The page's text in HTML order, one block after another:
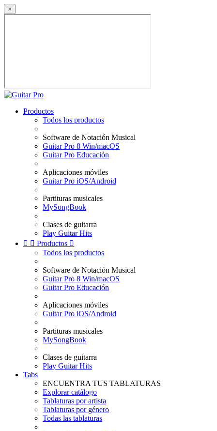
×
Productos
Todos los productos
Software de Notación Musical
Guitar Pro 8 Win/macOS
Guitar Pro Educación
Aplicaciones móviles
Guitar Pro iOS/Android
Partituras musicales
MySongBook
Clases de guitarra
Play Guitar Hits
  Productos 
Todos los productos
Software de Notación Musical
Guitar Pro 8 Win/macOS
Guitar Pro Educación
Aplicaciones móviles
Guitar Pro iOS/Android
Partituras musicales
MySongBook
Clases de guitarra
Play Guitar Hits
Tabs
ENCUENTRA TUS TABLATURAS
Explorar catálogo
Tablaturas por artista
Tablaturas por género
Todas las tablaturas